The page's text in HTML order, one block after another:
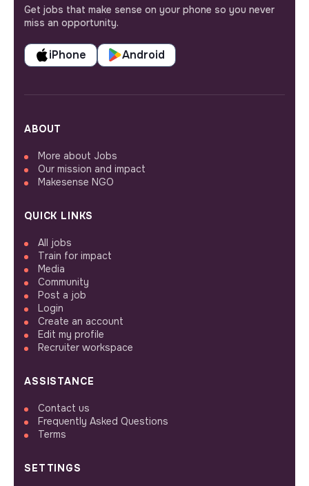
Get jobs that make sense on your phone so you never
miss an opportunity.
iPhone Android
ABOUT
More about Jobs
Our mission and impact
Makesense NGO
QUICK LINKS
All jobs
Train for impact
Media
Community
Post a job
Login
Create an account
Edit my profile
Recruiter workspace
ASSISTANCE
Contact us
Frequently Asked Questions
Terms
SETTINGS